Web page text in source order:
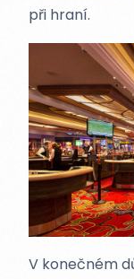
při hraní.
V konečném